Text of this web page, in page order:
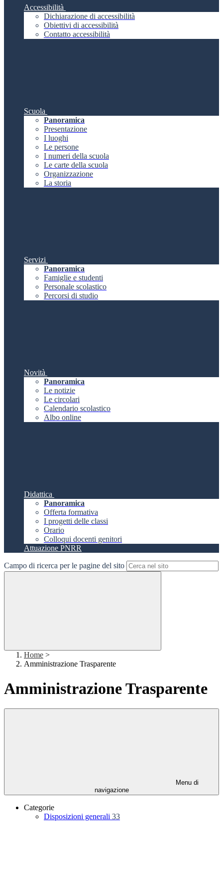
Accessibilità
Dichiarazione di accessibilità
Obiettivi di accessibilità
Contatto accessibilità
Scuola
Panoramica
Presentazione
I luoghi
Le persone
I numeri della scuola
Le carte della scuola
Organizzazione
La storia
Servizi
Panoramica
Famiglie e studenti
Personale scolastico
Percorsi di studio
Novità
Panoramica
Le notizie
Le circolari
Calendario scolastico
Albo online
Didattica
Panoramica
Offerta formativa
I progetti delle classi
Orario
Colloqui docenti genitori
Attuazione PNRR
Campo di ricerca per le pagine del sito
Home >
Amministrazione Trasparente
Amministrazione Trasparente
Menu di
navigazione
Categorie
Disposizioni generali 33